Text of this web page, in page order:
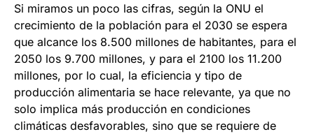
Si miramos un poco las cifras, según la ONU el
crecimiento de la población para el 2030 se espera
que alcance los 8.500 millones de habitantes, para el
2050 los 9.700 millones, y para el 2100 los 11.200
millones, por lo cual, la eficiencia y tipo de
producción alimentaria se hace relevante, ya que no
solo implica más producción en condiciones
climáticas desfavorables, sino que se requiere de